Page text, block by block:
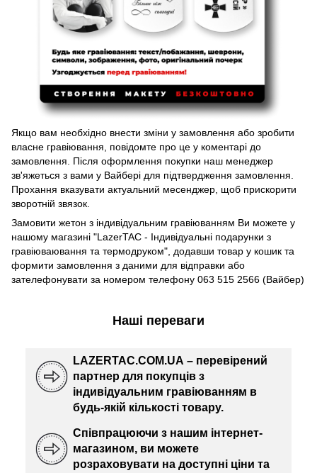
Якщо вам необхідно внести зміни у замовлення або зробити
власне гравіювання, повідомте про це у коментарі до
замовлення. Після оформлення покупки наш менеджер
зв'яжеться з вами у Вайбері для підтвердження замовлення.
Прохання вказувати актуальний месенджер, щоб прискорити
зворотній звязок.
Замовити жетон з індивідуальним гравіюванням Ви можете у
нашому магазині "LazerTAC - Індивідуальні подарунки з
гравіюваювання та термодруком", додавши товар у кошик та
формити замовлення з даними для відправки або
зателефонувати за номером телефону 063 515 2566 (Вайбер)
Наші переваги
LAZERTAC.COM.UA – перевірений
партнер для покупців з
індивідуальним гравіюванням в
будь-якій кількості товару.
Співпрацюючи з нашим інтернет-
магазином, ви можете
розраховувати на доступні ціни та